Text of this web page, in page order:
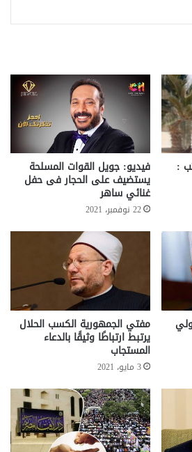
: فيديو: جويل القوات المسلحة
يستضيف على الحجار فى حفل
غنائي ساهر
22 نوفمبر، 2021
مفتي الجمهورية الكسب الحلال
يرتبط ارتباطًا وثيقًا بالدعاء
المستجاب
3 مايو، 2021